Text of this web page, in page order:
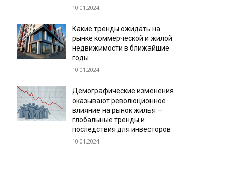
10.01.2024
Какие тренды ожидать на
рынке коммерческой и жилой
недвижимости в ближайшие
годы
10.01.2024
Демографические изменения
оказывают революционное
влияние на рынок жилья —
глобальные тренды и
последствия для инвесторов
10.01.2024